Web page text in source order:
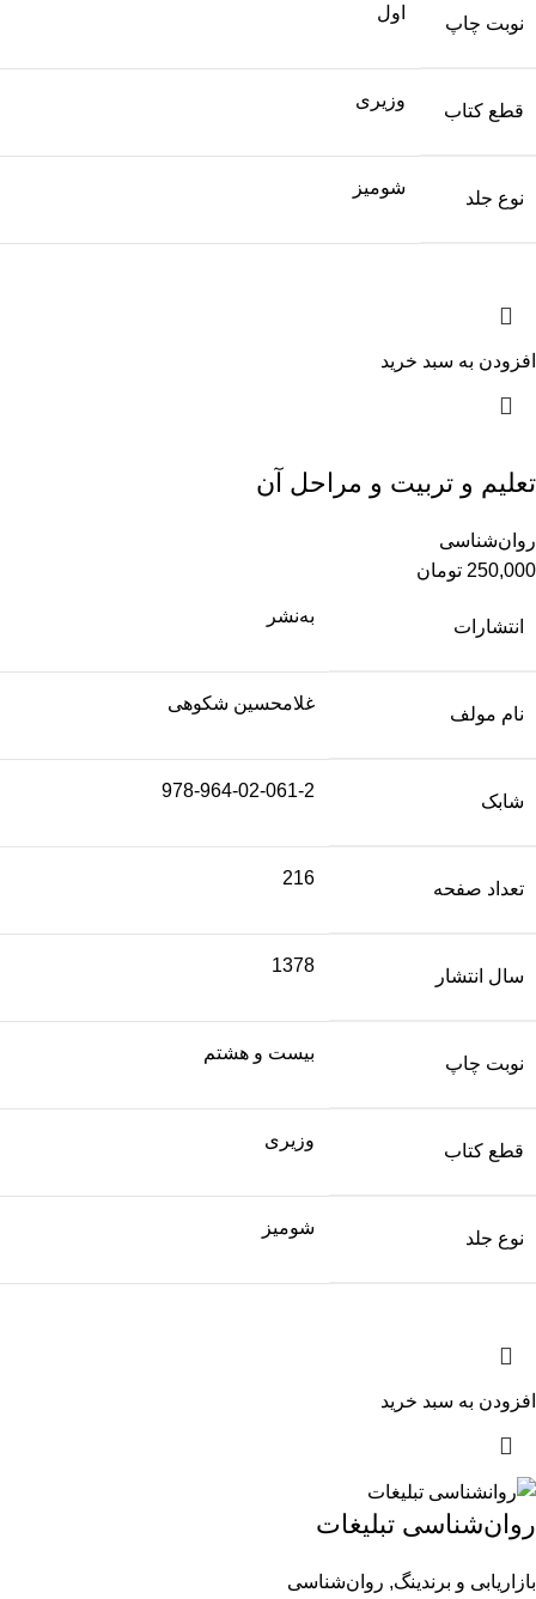
نوبت چاپ
اول
قطع کتاب
وزیری
نوع جلد
شومیز
افزودن به سبد خرید
تعلیم و تربیت و مراحل آن
روان‌شناسی
250,000 تومان
انتشارات
به‌نشر
نام مولف
غلامحسین شکوهی
شابک
978-964-02-061-2
تعداد صفحه
216
سال انتشار
1378
نوبت چاپ
بیست و هشتم
قطع کتاب
وزیری
نوع جلد
شومیز
افزودن به سبد خرید
روان‌شناسی تبلیغات
بازاریابی و برندینگ, روان‌شناسی